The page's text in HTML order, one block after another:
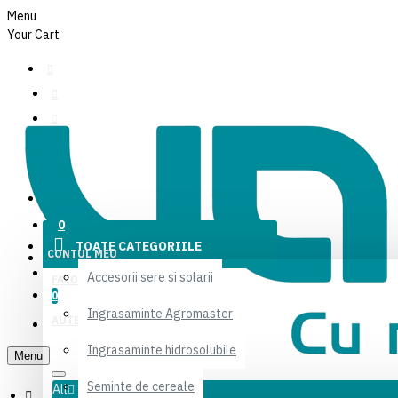
Menu
Your Cart
CONTUL MEU
FAVORITE
0
AUTENTIFICARE
All
TOATE CATEGORIILE
Accesorii sere si solarii
Ingrasaminte Agromaster
Ingrasaminte hidrosolubile
Seminte de cereale
CONTUL MEU
FAVORITE
0
AUTENTIFICARE
Menu